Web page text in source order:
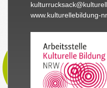
www.kulturellebildung-